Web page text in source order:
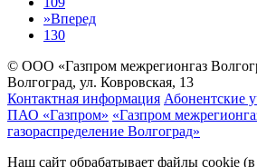
»Вперед
130
© ООО «Газпром межрегионгаз
Волгоград, ул. Ковровская, 13
Контактная информация Абонентские
ПАО «Газпром» «Газпром
газораспределение Волгоград»
Наш сайт обрабатывает файлы cookie